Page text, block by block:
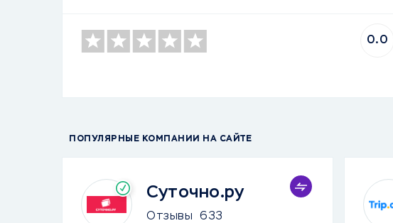
0.0
ПОПУЛЯРНЫЕ КОМПАНИИ НА САЙТЕ
Суточно.ру
Отзывы 633